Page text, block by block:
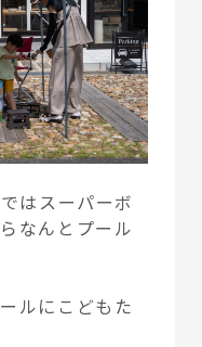
はスーパーボ
なんとプール
ルにこどもた